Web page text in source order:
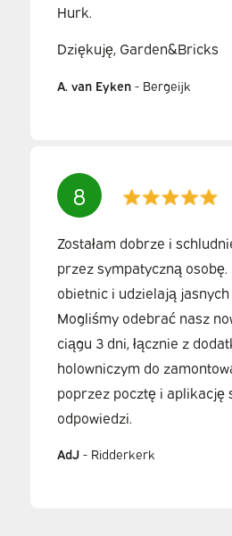
Hurk.
Dziękuję, Garden&Bricks
A. van Eyken- Bergeijk
8
Zostałam dobrze i
przez sympatyczną
obietnic i udzielają
Mogliśmy odebrać nasz
ciągu 3 dni, łącznie z
holowniczym do
poprzez pocztę i aplikację
odpowiedzi.
AdJ- Ridderkerk